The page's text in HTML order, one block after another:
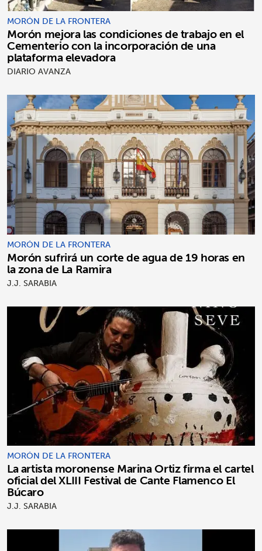
MORÓN DE LA FRONTERA
Morón mejora las condiciones de trabajo en el
Cementerio con la incorporación de una
plataforma elevadora
DIARIO AVANZA
MORÓN DE LA FRONTERA
Morón sufrirá un corte de agua de 19 horas en
la zona de La Ramira
J.J. SARABIA
MORÓN DE LA FRONTERA
La artista moronense Marina Ortiz firma el cartel
oficial del XLIII Festival de Cante Flamenco El
Búcaro
J.J. SARABIA